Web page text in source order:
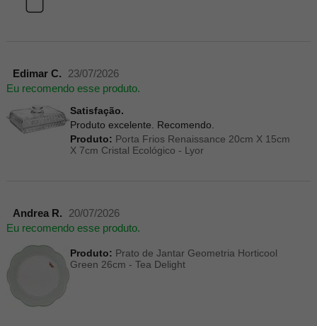
Edimar C.
23/07/2026
Eu recomendo esse produto.
Satisfação.
Produto excelente. Recomendo.
Produto: Porta Frios Renaissance 20cm X 15cm
X 7cm Cristal Ecológico - Lyor
Andrea R.
20/07/2026
Eu recomendo esse produto.
Produto: Prato de Jantar Geometria Horticool
Green 26cm - Tea Delight